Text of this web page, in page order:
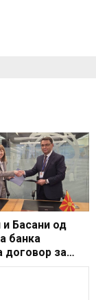
и Басани од
банка
договор за
поддршка за